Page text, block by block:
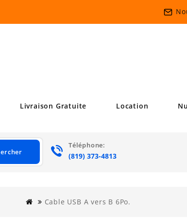
Livraison Gratuite Location
Téléphone:
(819) 373-4813
Cable USB A vers B 6Po.